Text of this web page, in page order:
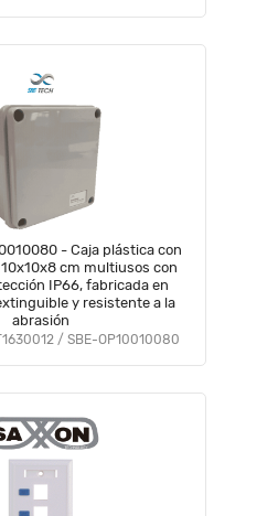
- Caja plástica con
cm multiusos con
IP66, fabricada en
y resistente a la
abrasión
/ SBE-OP10010080